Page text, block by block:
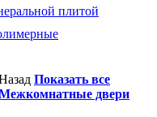
плитой
Показать все
двери